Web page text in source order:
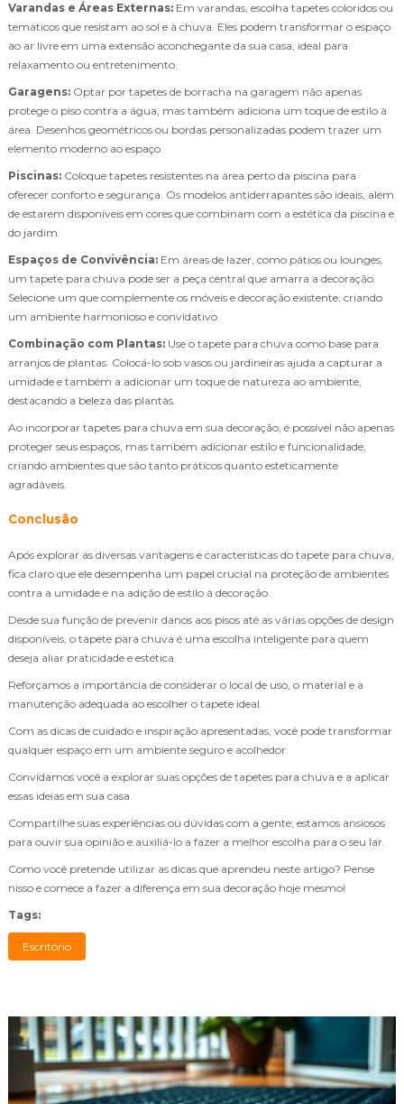
Varandas e Áreas Externas: Em varandas, escolha tapetes coloridos ou
temáticos que resistam ao sol e à chuva. Eles podem transformar o espaço
ao ar livre em uma extensão aconchegante da sua casa, ideal para
relaxamento ou entretenimento.
Garagens: Optar por tapetes de borracha na garagem não apenas
protege o piso contra a água, mas também adiciona um toque de estilo à
área. Desenhos geométricos ou bordas personalizadas podem trazer um
elemento moderno ao espaço.
Piscinas: Coloque tapetes resistentes na área perto da piscina para
oferecer conforto e segurança. Os modelos antiderrapantes são ideais, além
de estarem disponíveis em cores que combinam com a estética da piscina e
do jardim.
Espaços de Convivência: Em áreas de lazer, como pátios ou lounges,
um tapete para chuva pode ser a peça central que amarra a decoração.
Selecione um que complemente os móveis e decoração existente, criando
um ambiente harmonioso e convidativo.
Combinação com Plantas: Use o tapete para chuva como base para
arranjos de plantas. Colocá-lo sob vasos ou jardineiras ajuda a capturar a
umidade e também a adicionar um toque de natureza ao ambiente,
destacando a beleza das plantas.
Ao incorporar tapetes para chuva em sua decoração, é possível não apenas
proteger seus espaços, mas também adicionar estilo e funcionalidade,
criando ambientes que são tanto práticos quanto esteticamente
agradáveis.
Conclusão
Após explorar as diversas vantagens e características do tapete para chuva,
fica claro que ele desempenha um papel crucial na proteção de ambientes
contra a umidade e na adição de estilo à decoração.
Desde sua função de prevenir danos aos pisos até as várias opções de design
disponíveis, o tapete para chuva é uma escolha inteligente para quem
deseja aliar praticidade e estética.
Reforçamos a importância de considerar o local de uso, o material e a
manutenção adequada ao escolher o tapete ideal.
Com as dicas de cuidado e inspiração apresentadas, você pode transformar
qualquer espaço em um ambiente seguro e acolhedor.
Convidamos você a explorar suas opções de tapetes para chuva e a aplicar
essas ideias em sua casa.
Compartilhe suas experiências ou dúvidas com a gente; estamos ansiosos
para ouvir sua opinião e auxiliá-lo a fazer a melhor escolha para o seu lar.
Como você pretende utilizar as dicas que aprendeu neste artigo? Pense
nisso e comece a fazer a diferença em sua decoração hoje mesmo!
Tags:
Escritório